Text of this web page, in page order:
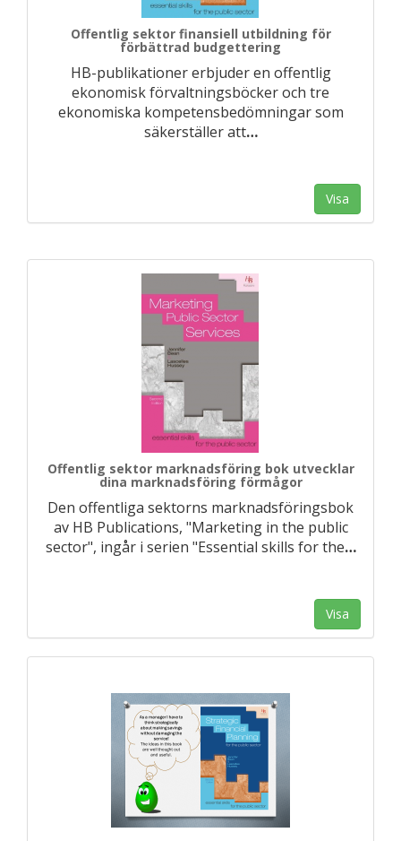
Offentlig sektor finansiell utbildning för
förbättrad budgettering
HB-publikationer erbjuder en offentlig
ekonomisk förvaltningsböcker och tre
ekonomiska kompetensbedömningar som
säkerställer att…
Visa
Offentlig sektor marknadsföring bok utvecklar
dina marknadsföring förmågor
Den offentliga sektorns marknadsföringsbok
av HB Publications, "Marketing in the public
sector", ingår i serien "Essential skills for the…
Visa